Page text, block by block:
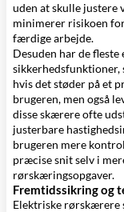
uden at skulle
minimerer risikoen
færdige arbejde.
Desuden har de
hvis det støder på et
brugeren, men også
disse skærere ofte
justerbare
brugeren mere
præcise snit selv i
rørskæringsopgaver.
Fremtidssikring og
Elektriske rørskærere